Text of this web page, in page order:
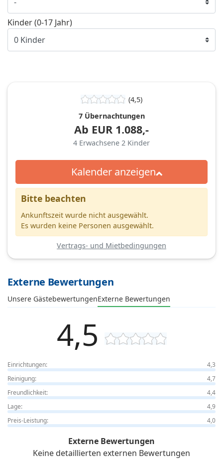
Kinder (0-17 Jahr)
(4,5)
7 Übernachtungen
Ab EUR 1.088,-
4 Erwachsene 2 Kinder
Kalender anzeigen
Bitte beachten
Ankunftszeit wurde nicht ausgewählt.
Es wurden keine Personen ausgewählt.
Vertrags- und Mietbedingungen
Externe Bewertungen
Unsere GästebewertungenExterne Bewertungen
4,5
Einrichtungen:
4,3
Reinigung:
4,7
Freundlichkeit:
4,4
Lage:
4,9
Preis-Leistung:
4,0
Externe Bewertungen
Keine detaillierten externen Bewertungen